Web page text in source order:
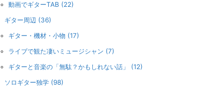
動画でギターTAB (22)
ギター周辺 (36)
ギター・機材・小物 (17)
ライブで観た凄いミュージシャン (7)
ギターと音楽の「無駄？かもしれない話」 (12)
ソロギター独学 (98)